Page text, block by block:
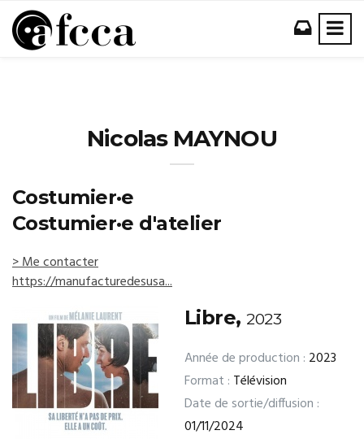
Nicolas MAYNOU
Costumier·e
Costumier·e d'atelier
> Me contacter
https://manufacturedesusa...
Libre,2023
Année de production : 2023
Format : Télévision
Date de sortie/diffusion :
01/11/2024